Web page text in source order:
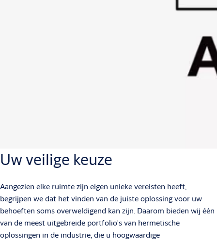
Uw veilige keuze
Aangezien elke ruimte zijn eigen unieke vereisten heeft,
begrijpen we dat het vinden van de juiste oplossing voor uw
behoeften soms overweldigend kan zijn. Daarom bieden wij één
van de meest uitgebreide portfolio's van hermetische
oplossingen in de industrie, die u hoogwaardige